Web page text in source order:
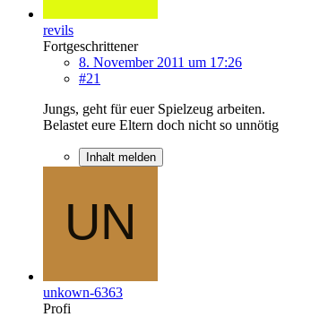
revils
Fortgeschrittener
8. November 2011 um 17:26
#21
Jungs, geht für euer Spielzeug arbeiten.
Belastet eure Eltern doch nicht so unnötig
Inhalt melden
unkown-6363
Profi